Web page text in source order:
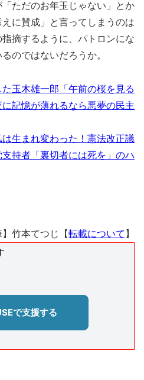
ただのお年玉じゃない」とか
えに賛成」と言ってしまうのは
摘するように、パトロンにな
のではないだろうか。
玉木雄一郎「午前の桜を見る
記憶が薄れるなら悪夢の民主
生まれ変わった！憲法改正議
持者「裏切者には死を」のハ
】竹本てつじ【転載について 】